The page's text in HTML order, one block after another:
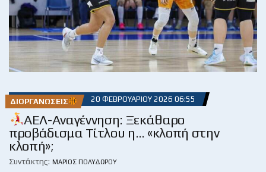
ΔΙΟΡΓΑΝΏΣΕΙΣ 20 ΦΕΒΡΟΥΑΡΊΟΥ 2026 06:55
ΑΕΛ-Αναγέννηση: Ξεκάθαρο
προβάδισμα Τίτλου η… «κλοπή στην
κλοπή»;
Συντάκτης: ΜΆΡΙΟΣ ΠΟΛΥΔΏΡΟΥ